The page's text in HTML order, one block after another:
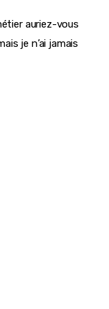
auriez-vous
je n’ai jamais